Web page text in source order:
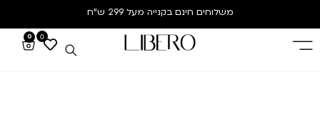
משלוחים חינם בקנייה מעל 299 ש”ח
0
0